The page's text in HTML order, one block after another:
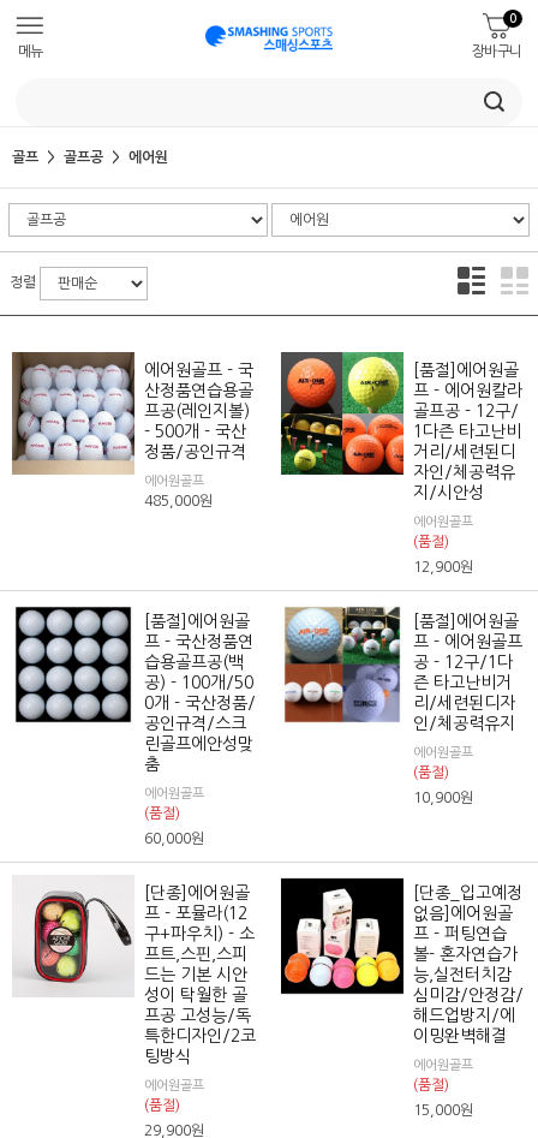
메뉴 장바구니
0
골프 골프공 에어원
정렬
에어원골프 - 국
산정품연습용골
프공(레인지볼)
- 500개 - 국산
정품/공인규격
에어원골프
485,000원
[품절]에어원골
프 - 에어원칼라
골프공 - 12구/
1다즌 타고난비
거리/세련된디
자인/체공력유
지/시안성
에어원골프
(품절)
12,900원
[품절]에어원골
프 - 국산정품연
습용골프공(백
공) - 100개/50
0개 - 국산정품/
공인규격/스크
린골프에안성맞
춤
에어원골프
(품절)
60,000원
[품절]에어원골
프 - 에어원골프
공 - 12구/1다
즌 타고난비거
리/세련된디자
인/체공력유지
에어원골프
(품절)
10,900원
[단종]에어원골
프 - 포뮬라(12
구+파우치) - 소
프트,스핀,스피
드는 기본 시안
성이 탁월한 골
프공 고성능/독
특한디자인/2코
팅방식
에어원골프
(품절)
29,900원
[단종_입고예정
없음]에어원골
프 - 퍼팅연습
볼- 혼자연습가
능,실전터치감
심미감/안정감/
해드업방지/에
이밍완벽해결
에어원골프
(품절)
15,000원